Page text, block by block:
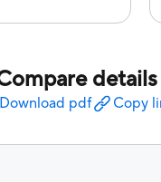
details
Download pdf Copy